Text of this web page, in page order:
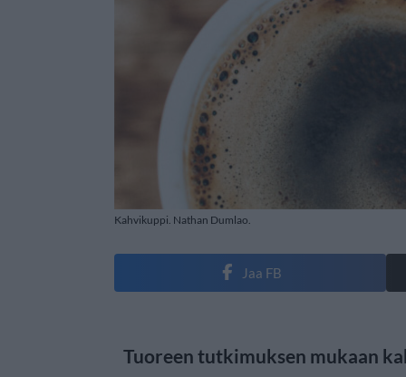
Kahvikuppi. Nathan Dumlao.
Jaa FB
Tuoreen tutkimuksen mukaan